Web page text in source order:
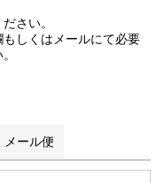
さい。
しくはメールにて必要
メール便